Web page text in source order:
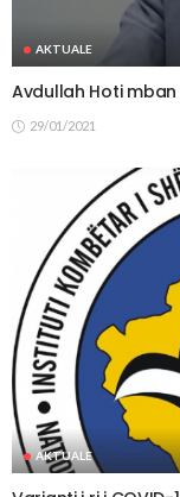
AKTUALE
Avdullah Hoti
29/01/2021
AKTUALE